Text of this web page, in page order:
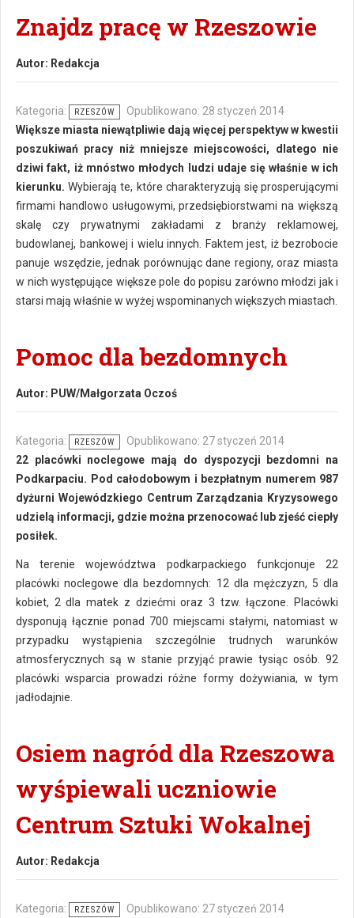
Znajdz pracę w Rzeszowie
Autor: Redakcja
Kategoria: RZESZÓW
Opublikowano: 28 styczeń 2014
Większe miasta niewątpliwie dają więcej perspektyw w kwestii
poszukiwań pracy niż mniejsze miejscowości, dlatego nie
dziwi fakt, iż mnóstwo młodych ludzi udaje się właśnie w ich
kierunku. Wybierają te, które charakteryzują się prosperującymi
firmami handlowo usługowymi, przedsiębiorstwami na większą
skalę czy prywatnymi zakładami z branży reklamowej,
budowlanej, bankowej i wielu innych. Faktem jest, iż bezrobocie
panuje wszędzie, jednak porównując dane regiony, oraz miasta
w nich występujące większe pole do popisu zarówno młodzi jak i
starsi mają właśnie w wyżej wspominanych większych miastach.
Pomoc dla bezdomnych
Autor: PUW/Małgorzata Oczoś
Kategoria: RZESZÓW
Opublikowano: 27 styczeń 2014
22 placówki noclegowe mają do dyspozycji bezdomni na
Podkarpaciu. Pod całodobowym i bezpłatnym numerem 987
dyżurni Wojewódzkiego Centrum Zarządzania Kryzysowego
udzielą informacji, gdzie można przenocować lub zjeść ciepły
posiłek.
Na terenie województwa podkarpackiego funkcjonuje 22
placówki noclegowe dla bezdomnych: 12 dla mężczyzn, 5 dla
kobiet, 2 dla matek z dziećmi oraz 3 tzw. łączone. Placówki
dysponują łącznie ponad 700 miejscami stałymi, natomiast w
przypadku wystąpienia szczególnie trudnych warunków
atmosferycznych są w stanie przyjąć prawie tysiąc osób. 92
placówki wsparcia prowadzi różne formy dożywiania, w tym
jadłodajnie.
Osiem nagród dla Rzeszowa
wyśpiewali uczniowie
Centrum Sztuki Wokalnej
Autor: Redakcja
Kategoria: RZESZÓW
Opublikowano: 27 styczeń 2014